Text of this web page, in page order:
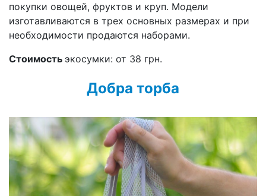
покупки овощей, фруктов и круп. Модели
изготавливаются в трех основных размерах и при
необходимости продаются наборами.
Стоимость экосумки: от 38 грн.
Добра торба